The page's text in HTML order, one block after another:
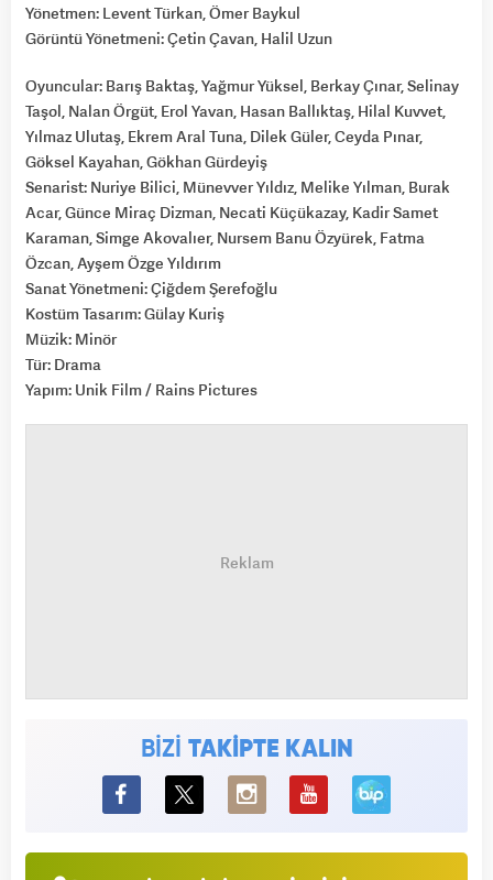
Yönetmen: Levent Türkan, Ömer Baykul
Görüntü Yönetmeni: Çetin Çavan, Halil Uzun
Oyuncular: Barış Baktaş, Yağmur Yüksel, Berkay Çınar, Selinay
Taşol, Nalan Örgüt, Erol Yavan, Hasan Ballıktaş, Hilal Kuvvet,
Yılmaz Ulutaş, Ekrem Aral Tuna, Dilek Güler, Ceyda Pınar,
Göksel Kayahan, Gökhan Gürdeyiş
Senarist: Nuriye Bilici, Münevver Yıldız, Melike Yılman, Burak
Acar, Günce Miraç Dizman, Necati Küçükazay, Kadir Samet
Karaman, Simge Akovalıer, Nursem Banu Özyürek, Fatma
Özcan, Ayşem Özge Yıldırım
Sanat Yönetmeni: Çiğdem Şerefoğlu
Kostüm Tasarım: Gülay Kuriş
Müzik: Minör
Tür: Drama
Yapım: Unik Film / Rains Pictures
BİZİ TAKİPTE KALIN
BiP